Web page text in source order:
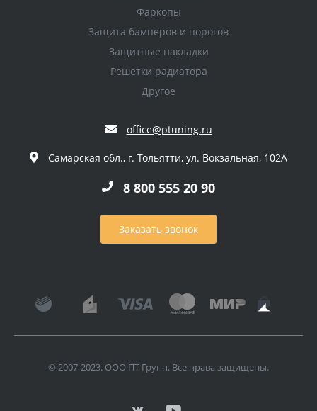
Фаркопы
Защита бамперов и порогов
Защитные накладки
Решетки радиатора
Другое
office@ptuning.ru
Самарская обл., г. Тольятти, ул. Вокзальная, 102А
8 800 555 20 90
Заказать звонок
© 2007-2023. ООО ПТ Групп. Все права защищены.